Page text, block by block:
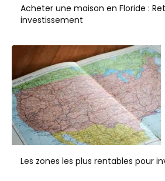
Acheter une maison en Floride :
investissement
Les zones les plus rentables pour